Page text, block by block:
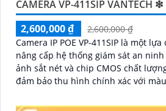
CAMERA VP-411SIP VANTECH ❇
2,600,000 ₫
2,600,000 ₫
Camera IP POE VP-411SIP là một
nâng cấp hệ thống giám sát an ninh của
ảnh sắt nét và chip CMOS chất
đảm bảo thu hình chính xác với